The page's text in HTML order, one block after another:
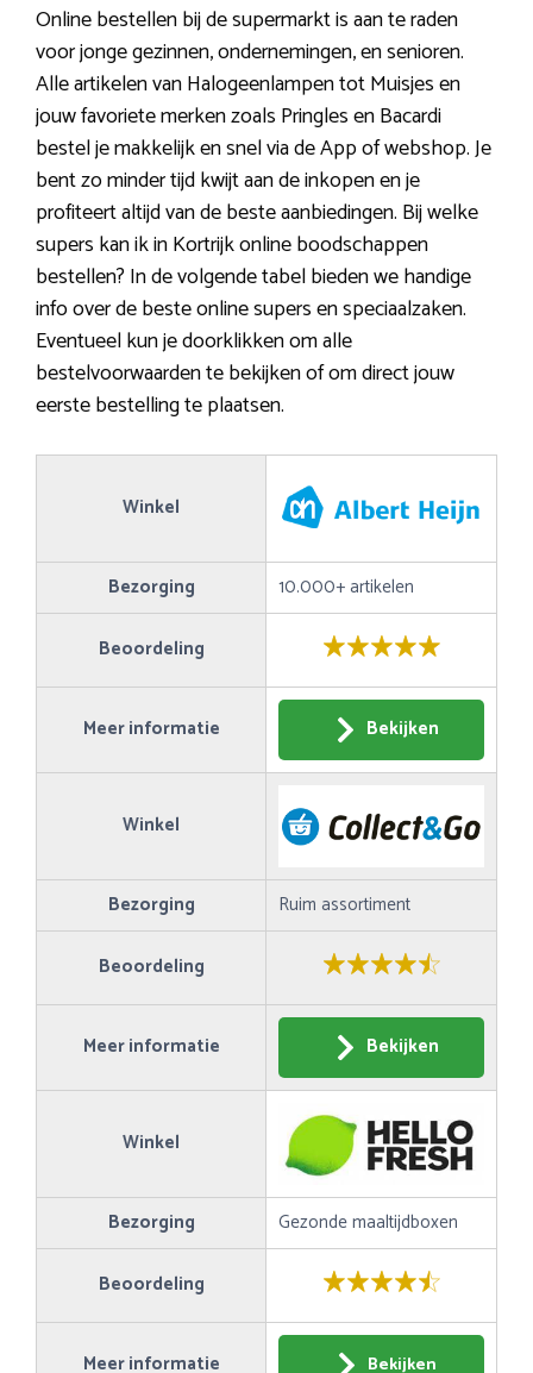
Online bestellen bij de supermarkt is aan te raden
voor jonge gezinnen, ondernemingen, en senioren.
Alle artikelen van Halogeenlampen tot Muisjes en
jouw favoriete merken zoals Pringles en Bacardi
bestel je makkelijk en snel via de App of webshop. Je
bent zo minder tijd kwijt aan de inkopen en je
profiteert altijd van de beste aanbiedingen. Bij welke
supers kan ik in Kortrijk online boodschappen
bestellen? In de volgende tabel bieden we handige
info over de beste online supers en speciaalzaken.
Eventueel kun je doorklikken om alle
bestelvoorwaarden te bekijken of om direct jouw
eerste bestelling te plaatsen.
Winkel
Bezorging 10.000+ artikelen
Beoordeling
Meer informatie Bekijken
Winkel
Bezorging Ruim assortiment
Beoordeling
Meer informatie Bekijken
Winkel
Bezorging Gezonde maaltijdboxen
Beoordeling
Meer informatie Bekijken